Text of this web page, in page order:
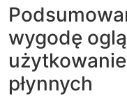
wygodę
płynnych